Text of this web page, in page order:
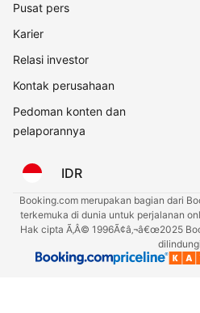
Pusat pers
Karier
Relasi investor
Kontak perusahaan
Pedoman konten dan
pelaporannya
IDR
Booking.com merupakan bagian dari
terkemuka di dunia untuk perjalanan
Hak cipta Ã‚Â© 1996Ã¢â‚¬â€œ2025